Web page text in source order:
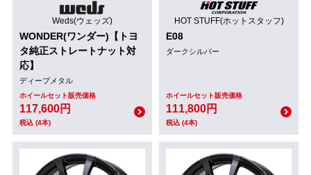
Weds(ウェッズ)
WONDER(ワンダー)【トヨ
タ純正ストレートナット対
応】
ディープメタル
ホイールセット販売価格
117,600円
税込 (4本)
HOT STUFF(ホットスタッフ)
E08
ダークシルバー
ホイールセット販売価格
111,800円
税込 (4本)